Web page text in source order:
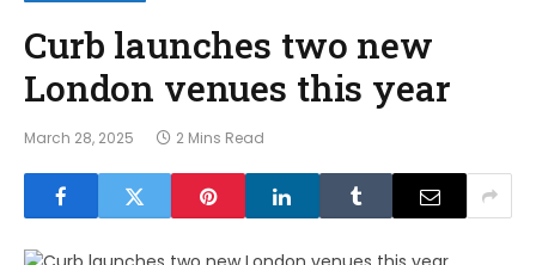
Curb launches two new
London venues this year
March 28, 2025 2 Mins Read